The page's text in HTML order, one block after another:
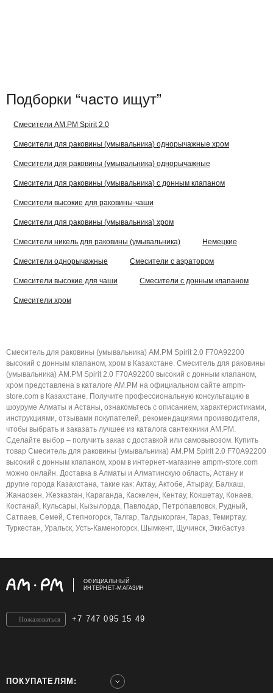
Подборки “часто ищут”
Смесители AM.PM Spirit 2.0
Смесители для раковины (умывальника) однорычажные хром
Смесители для раковины (умывальника) однорычажные
Смесители для раковины (умывальника) с донным клапаном
Смесители высокие для раковины-чаши
Смесители для раковины (умывальника) хром
Смесители никель для раковины (умывальника) Немецкие
Смесители однорычажные Смесители с аэратором
Смесители высокие для чаши Смесители с донным клапаном
Смесители хром
Смеситель для раковины (умывальника) AM.PM Spirit 2.0 F70A92200
высокий с донным клапаном, хром в Казахстане. Смеситель для раковины
(умывальника) AM.PM Spirit 2.0 F70A92200 высокий с донным клапаном,
хром представлена в каталоге AM.PM на официальном сайте ampm-
store.com в Казахстане. Получите профессиональную консультацию в
шоуруме Алматы и Астаны, ознакомьтесь с описанием, характеристиками,
инструкциями, отзывами покупателей, рекомендациями производителя,
чтобы выбрать и заказать лучшее из каталога сантехники AM.PM.
Сделайте выбор – получить заказ с доставкой или самовывозом. Купить
товар Смеситель для раковины (умывальника) AM.PM Spirit 2.0 F70A92200
высокий с донным клапаном, хром в интернет-магазине ampm-store.com
можно онлайн. Доставка в Алматы и Алматинскую область, Астану и
другие города Казахстана, такие как: Актау, Актобе, Атырау, Балхаш,
Жанаозен, Жезказган, Караганда, Каскелен, Кентау, Кокшетау, Конаев,
Костанай, Кульсары, Кызылорда, Павлодар, Петропавловск, Рудный,
Сатпаев, Семей, Степногорск, Талгар, Талдыкорган, Тараз, Темиртау,
Туркестан, Уральск, Усть-Каменогорск, Шымкент, Щучинск, Экибастуз
ОФИЦИАЛЬНЫЙ
ИНТЕРНЕТ-МАГАЗИН
+7 747 095 15 49
Пожаловаться
ПОКУПАТЕЛЯМ: